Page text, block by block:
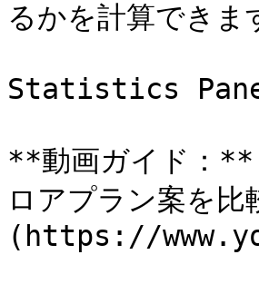
るかを計算でき
Statistics
**動画ガイド：
ロアプラン案を
(https://